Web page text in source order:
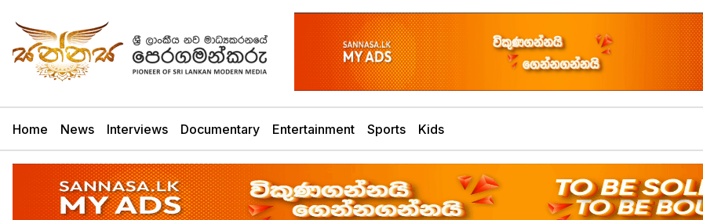
Home News Interviews Documentary Entertainment Sports Kids